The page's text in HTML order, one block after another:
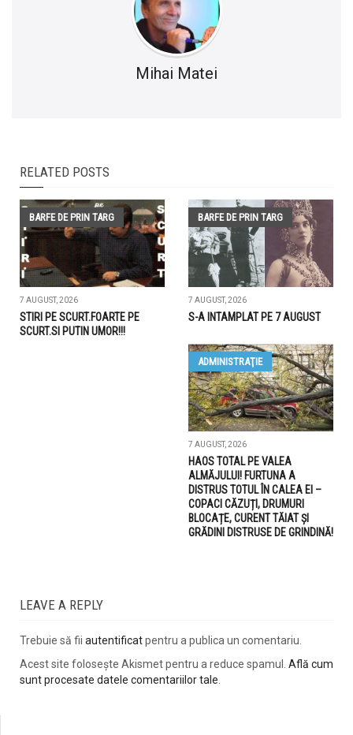
Mihai Matei
RELATED POSTS
BARFE DE PRIN TARG
7 AUGUST, 2026
STIRI PE SCURT.FOARTE PE
SCURT.SI PUTIN UMOR!!!
BARFE DE PRIN TARG
7 AUGUST, 2026
S-A INTAMPLAT PE 7 AUGUST
ADMINISTRAŢIE
7 AUGUST, 2026
HAOS TOTAL PE VALEA
ALMĂJULUI! FURTUNA A
DISTRUS TOTUL ÎN CALEA EI –
COPACI CĂZUȚI, DRUMURI
BLOCAȚE, CURENT TĂIAT ȘI
GRĂDINI DISTRUSE DE GRINDINĂ!
LEAVE A REPLY
Trebuie să fii autentificatpentru a publica un comentariu.
Acest site folosește Akismet pentru a reduce spamul. Află cum
sunt procesate datele comentariilor tale.